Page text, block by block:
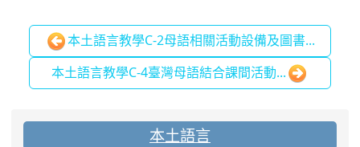
本土語言教學C-2母語相關活動設備及圖書...
本土語言教學C-4臺灣母語結合課間活動...
本土語言